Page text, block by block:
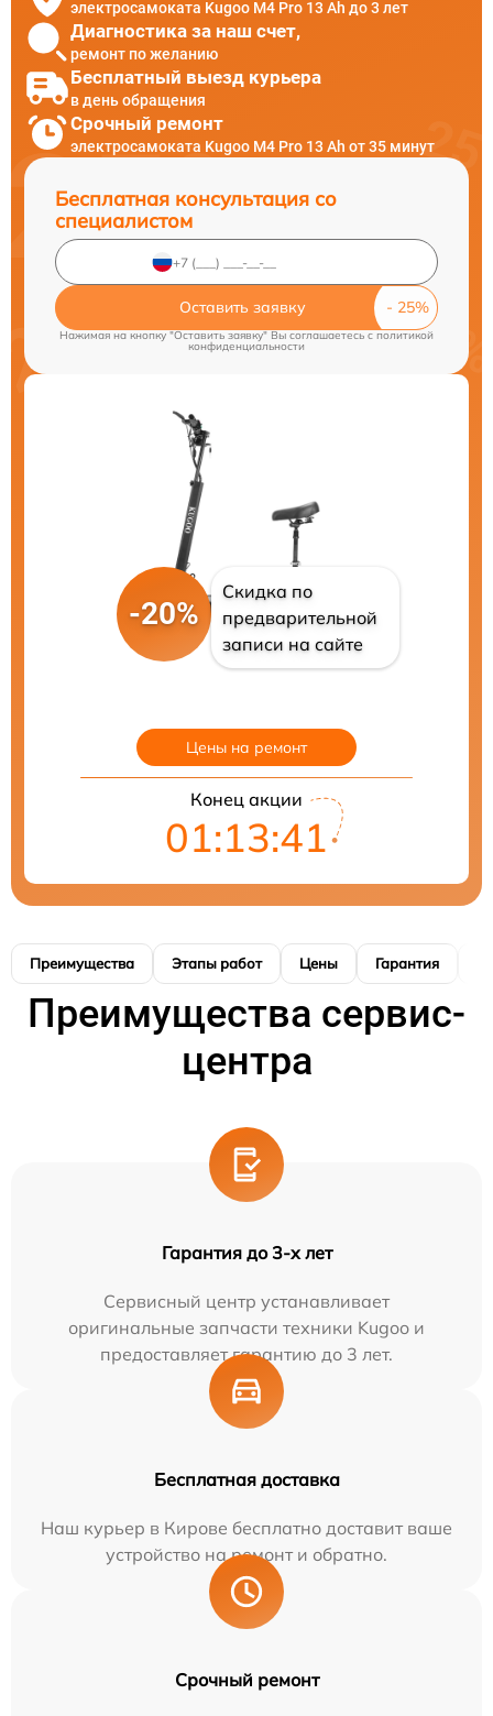
электросамоката Kugoo M4 Pro 13 Ah до 3 лет
Диагностика за наш счет,
ремонт по желанию
Бесплатный выезд курьера
в день обращения
Срочный ремонт
электросамоката Kugoo M4 Pro 13 Ah от 35 минут
Бесплатная консультация со
специалистом
Оставить заявку
Нажимая на кнопку "Оставить заявку" Вы соглашаетесь cполитикой
конфиденциальности
-20%
Скидка по
предварительной
записи на сайте
Цены на ремонт
Конец акции
01:13:40
Преимущества Этапы работ Цены Гарантия
Преимущества сервис-
центра
Гарантия до 3-х лет
Сервисный центр устанавливает
оригинальные запчасти техники Kugoo и
предоставляет гарантию до 3 лет.
Бесплатная доставка
Наш курьер в Кирове бесплатно доставит ваше
устройство на ремонт и обратно.
Срочный ремонт